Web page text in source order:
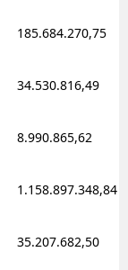
185.684.270,75
34.530.816,49
8.990.865,62
1.158.897.348,84
35.207.682,50